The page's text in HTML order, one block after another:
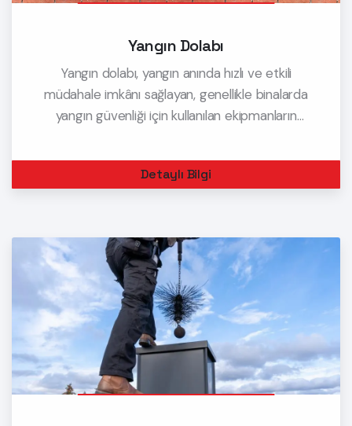
Yangın Dolabı
Yangın dolabı, yangın anında hızlı ve etkili
müdahale imkânı sağlayan, genellikle binalarda
yangın güvenliği için kullanılan ekipmanların
karşı alınması gereken en önemli tedbirlerden
biridir ve genelli
Detaylı Bilgi